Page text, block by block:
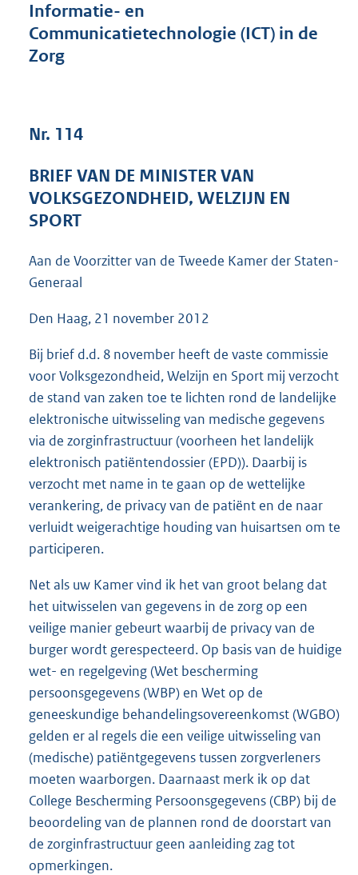
g
4
K
Informatie- en
Communicatietechnologie (ICT) in de
Zorg
Nr. 114
BRIEF VAN DE MINISTER VAN
VOLKSGEZONDHEID, WELZIJN EN
SPORT
Aan de Voorzitter van de Tweede Kamer der Staten-
Generaal
Den Haag, 21 november 2012
Bij brief d.d. 8 november heeft de vaste commissie
voor Volksgezondheid, Welzijn en Sport mij verzocht
de stand van zaken toe te lichten rond de landelijke
elektronische uitwisseling van medische gegevens
via de zorginfrastructuur (voorheen het landelijk
elektronisch patiëntendossier (EPD)). Daarbij is
verzocht met name in te gaan op de wettelijke
verankering, de privacy van de patiënt en de naar
verluidt weigerachtige houding van huisartsen om te
participeren.
Net als uw Kamer vind ik het van groot belang dat
het uitwisselen van gegevens in de zorg op een
veilige manier gebeurt waarbij de privacy van de
burger wordt gerespecteerd. Op basis van de huidige
wet- en regelgeving (Wet bescherming
persoonsgegevens (WBP) en Wet op de
geneeskundige behandelingsovereenkomst (WGBO)
gelden er al regels die een veilige uitwisseling van
(medische) patiëntgegevens tussen zorgverleners
moeten waarborgen. Daarnaast merk ik op dat
College Bescherming Persoonsgegevens (CBP) bij de
beoordeling van de plannen rond de doorstart van
de zorginfrastructuur geen aanleiding zag tot
opmerkingen.